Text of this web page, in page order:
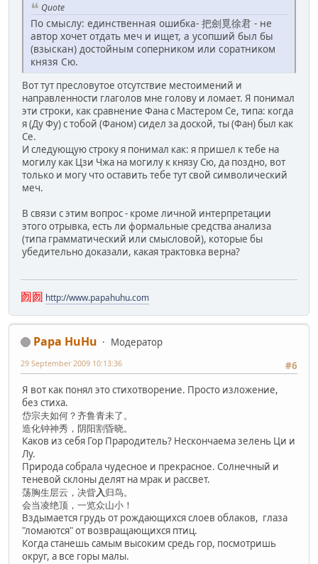
Quote
По смыслу: единственная ошибка- 把劍覓徐君 - не
автор хочет отдать меч и ищет, а усопший был бы
(взыскан) достойным соперником или соратником
князя Сю.
Вот тут пресловутое отсутствие местоимений и
направленности глаголов мне голову и ломает. Я понимал
эти строки, как сравнение Фана с Мастером Се, типа: когда
я (Ду Фу) с тобой (Фаном) сидел за доской, ты (Фан) был как
Се.
И следующую строку я понимал как: я пришел к тебе на
могилу как Цзи Чжа на могилу к князу Сю, да поздно, вот
только и могу что оставить тебе тут свой символический
меч.
В связи с этим вопрос - кроме личной интерпретации
этого отрывка, есть ли формальные средства анализа
(типа грамматический или смысловой), которые бы
убедительно доказали, какая трактовка верна?
囫囫 http://www.papahuhu.com
Papa HuHu
Модератор
#6
29 September 2009 10:13:36
Я вот как понял это стихотворение. Просто изложение,
без стиха.
岱宗夫如何？齐鲁青未了。
造化钟神秀，阴阳割昏晓。
Каков из себя Гор Прародитель? Нескончаема зелень Ци и
Лу.
Природа собрала чудесное и прекрасное. Солнечный и
теневой склоны делят на мрак и рассвет.
荡胸生层云，决眥入归鸟。
会当凌绝顶，一览众山小！
Вздымается грудь от рождающихся слоев облаков, глаза
"ломаются" от возвращающихся птиц.
Когда станешь самым высоким средь гор, посмотришь
округ, а все горы малы.